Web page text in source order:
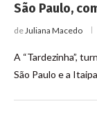
São Paulo,
deJuliana Macedo
A “Tardezinha”,
São Paulo e a